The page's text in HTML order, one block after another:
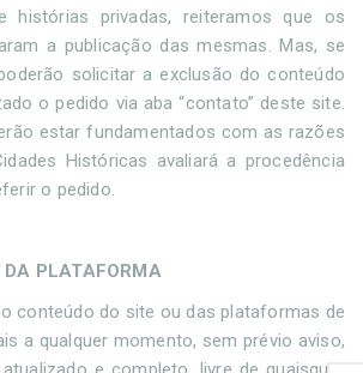
histórias privadas, reiteramos que os
a publicação das mesmas. Mas, se
solicitar a exclusão do conteúdo
o pedido via aba “contato” deste site.
estar fundamentados com as razões
Históricas avaliará a procedência
o pedido.
DA PLATAFORMA
conteúdo do site ou das plataformas de
a qualquer momento, sem prévio aviso,